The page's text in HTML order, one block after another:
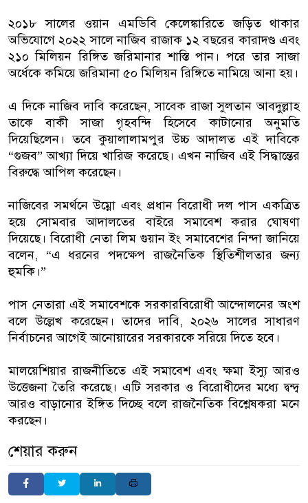
২০১৮ সালের ওয়ান এমডিবি কেলেঙ্কারিতে জড়িত থাকার
অভিযোগে ২০২২ সালে নাজিব রাজাক ১২ বছরের কারাদণ্ড এবং
২১০ মিলিয়ন রিঙ্গিত জরিমানার শাস্তি পান। পরে তার সাজা
অর্ধেকে কমিয়ে জরিমানা ৫০ মিলিয়ন রিঙ্গিতে নামিয়ে আনা হয়।
এ দিকে নাজিব দাবি করেছেন, সাবেক রাজা সুলতান আবদুল্লাহ
তাকে বাকী সাজা গৃহবন্দি হিসেবে কাটানোর অনুমতি
দিয়েছিলেন। তবে কুয়ালালামপুর উচ্চ আদালত এই দাবিকে
“গুজব” আখ্যা দিয়ে খারিজ করেছে। এখন নাজিব এই সিদ্ধান্তের
বিরুদ্ধে আপিল করেছেন।
নাজিবের সমর্থনে উম্নো এবং প্রধান বিরোধী দল পাস একত্রিত
হয়ে সোমবার আদালতের বাইরে সমাবেশ করার ঘোষণা
দিয়েছে। বিরোধী নেতা লিম গুয়ান ইং সমাবেশের নিন্দা জানিয়ে
বলেন, “এ ধরনের পদক্ষেপ রাজনৈতিক স্থিতিশীলতার জন্য
হুমকি।”
পাস নেতারা এই সমাবেশকে সরকারবিরোধী আন্দোলনের অংশ
বলে উল্লেখ করেছেন। তাদের দাবি, ২০২৬ সালের সাধারণ
নির্বাচনের আগেই আনোয়ারের সরকারকে সরিয়ে দিতে হবে।
মালয়েশিয়ার রাজনীতিতে এই সমাবেশ এবং ক্ষমা ইস্যু আরও
উত্তেজনা তৈরি করেছে। এটি সরকার ও বিরোধীদের মধ্যে দ্বন্দ্ব
আরও বাড়ানোর ইঙ্গিত দিচ্ছে বলে রাজনৈতিক বিশ্লেষকরা মনে
করছেন।
শেয়ার করুন